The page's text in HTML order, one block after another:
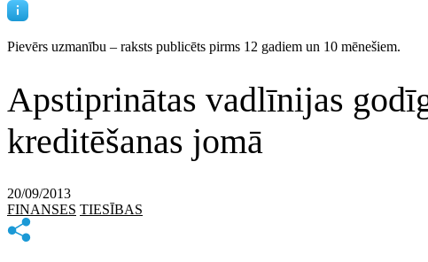
Pievērs uzmanību – raksts publicēts pirms 12 gadiem un 10 mēnešiem.
Apstiprinātas vadlīnijas
kreditēšanas jomā
20/09/2013
FINANSES TIESĪBAS